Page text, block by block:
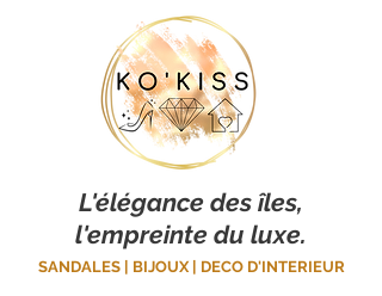
L'élégance des îles,
l'empreinte du luxe.
SANDALES | BIJOUX | DECO D'INTERIEUR